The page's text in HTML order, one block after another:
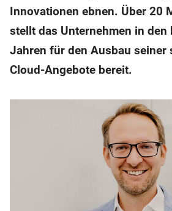
Innovationen ebnen. Über 20
stellt das Unternehmen in den
Jahren für den Ausbau seiner
Cloud-Angebote bereit.